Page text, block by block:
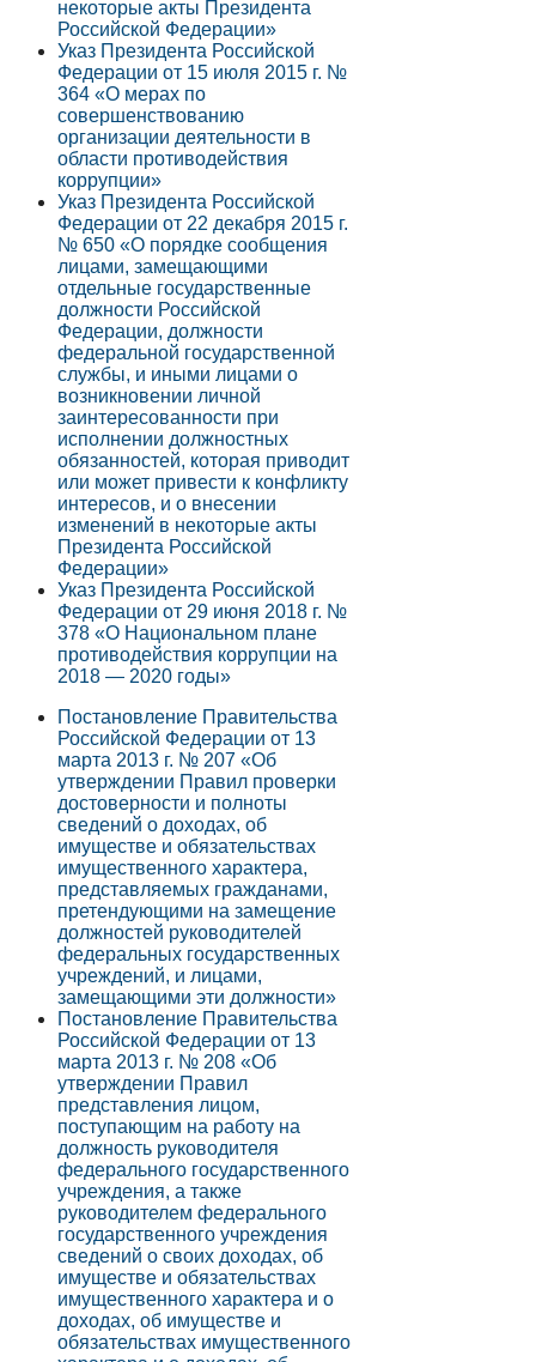
некоторые акты Президента
Российской Федерации»
Указ Президента Российской
Федерации от 15 июля 2015 г. №
364 «О мерах по
совершенствованию
организации деятельности в
области противодействия
коррупции»
Указ Президента Российской
Федерации от 22 декабря 2015 г.
№ 650 «О порядке сообщения
лицами, замещающими
отдельные государственные
должности Российской
Федерации, должности
федеральной государственной
службы, и иными лицами о
возникновении личной
заинтересованности при
исполнении должностных
обязанностей, которая приводит
или может привести к конфликту
интересов, и о внесении
изменений в некоторые акты
Президента Российской
Федерации»
Указ Президента Российской
Федерации от 29 июня 2018 г. №
378 «О Национальном плане
противодействия коррупции на
2018 — 2020 годы»
Постановление Правительства
Российской Федерации от 13
марта 2013 г. № 207 «Об
утверждении Правил проверки
достоверности и полноты
сведений о доходах, об
имуществе и обязательствах
имущественного характера,
представляемых гражданами,
претендующими на замещение
должностей руководителей
федеральных государственных
учреждений, и лицами,
замещающими эти должности»
Постановление Правительства
Российской Федерации от 13
марта 2013 г. № 208 «Об
утверждении Правил
представления лицом,
поступающим на работу на
должность руководителя
федерального государственного
учреждения, а также
руководителем федерального
государственного учреждения
сведений о своих доходах, об
имуществе и обязательствах
имущественного характера и о
доходах, об имуществе и
обязательствах имущественного